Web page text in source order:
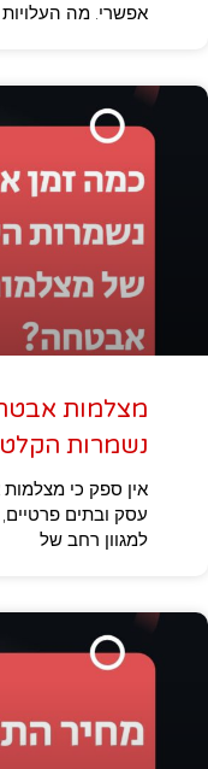
אפשרי. מה
מצלמות
נשמרות
אין ספק כי
עסק ובתים
למגוון רחב של